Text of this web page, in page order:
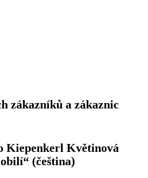
zákazníků a zákaznic
Kiepenkerl Květinová
(čeština)